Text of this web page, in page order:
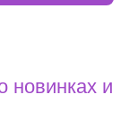
новинках и